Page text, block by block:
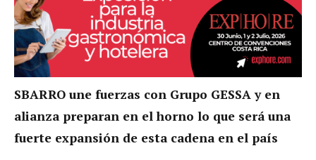
SBARRO une fuerzas con Grupo GESSA y en
alianza preparan en el horno lo que será una
fuerte expansión de esta cadena en el país